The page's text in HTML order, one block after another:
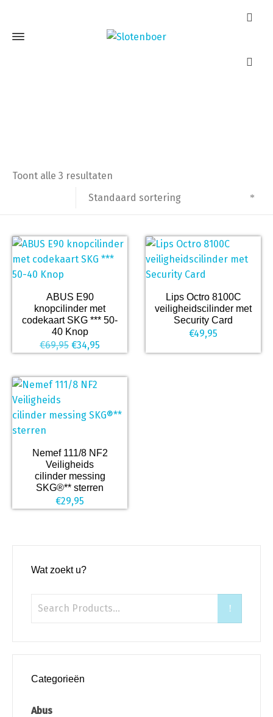
Toont alle 3 resultaten
Standaard sortering
ABUS E90
knopcilinder met
codekaart SKG *** 50-
40 Knop
€69,95 Oorspronkelijke
was:
€69,95.
€34,95
is:
Lips Octro 8100C
veiligheidscilinder met
Security Card
€49,95
Nemef 111/8 NF2
Veiligheids
cilinder messing
SKG®** sterren
€29,95
Wat zoekt u?
Categorieën
Abus